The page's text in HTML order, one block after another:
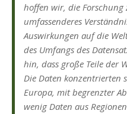
hoffen wir, die
umfassenderes
Auswirkungen auf die
des Umfangs des
hin, dass große Teile der
Die Daten konzentrierten
Europa, mit begrenzter
wenig Daten aus